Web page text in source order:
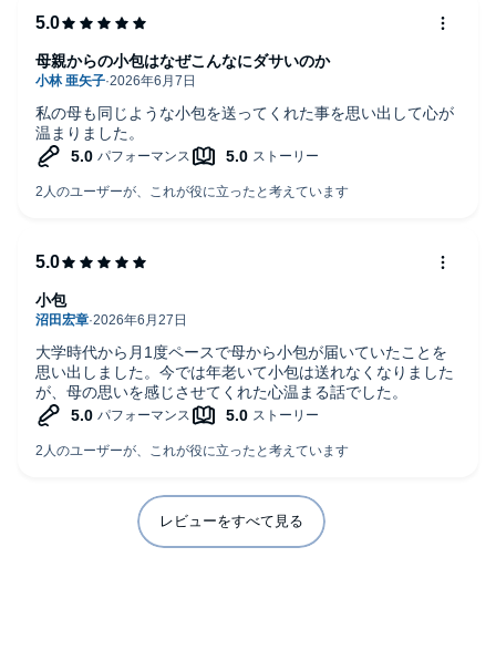
私の母も同じような小包を送ってくれた事を思い出して心が
温まりました。
母親からの小包はなぜこんなにダサいのか
大学時代から月1度ペースで母から小包が届いていたことを
思い出しました。今では年老いて小包は送れなくなりました
が、母の思いを感じさせてくれた心温まる話でした。
小包
レビューをすべて見る